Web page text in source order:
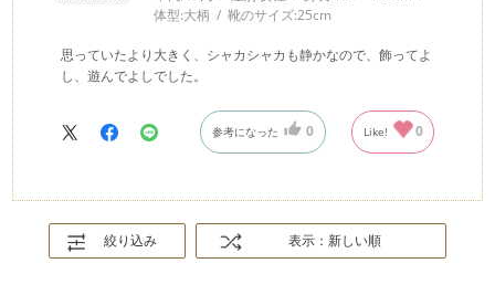
体型:大柄 靴のサイズ:25cm
思っていたより大きく、シャカシャカも静かなので、飾ってよ
し、遊んでよしでした。
参考になった 0 Like! 0
絞り込み 表示：新しい順